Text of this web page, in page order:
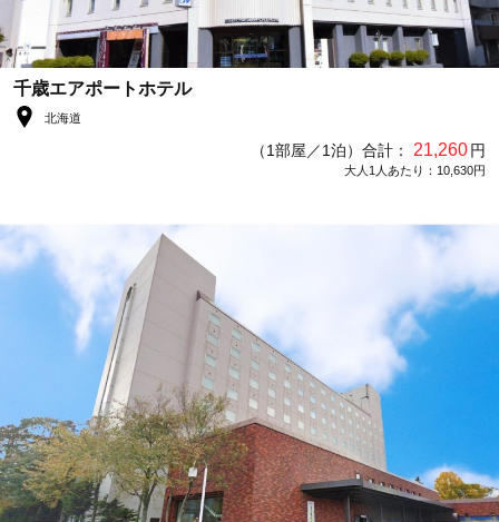
千歳エアポートホテル
北海道
（1部屋／1泊）合計： 21,260円
大人1人あたり：10,630円